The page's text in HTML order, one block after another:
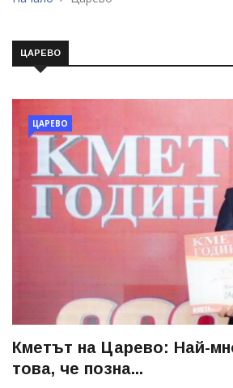
ЦАРЕВО
ЦАРЕВО
Кметът на Царево: Най-
това, че позна...